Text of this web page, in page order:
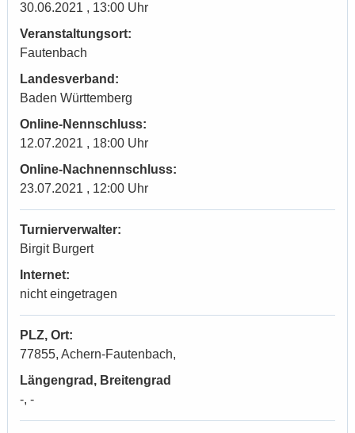
30.06.2021 , 13:00 Uhr
Veranstaltungsort:
Fautenbach
Landesverband:
Baden Württemberg
Online-Nennschluss:
12.07.2021 , 18:00 Uhr
Online-Nachnennschluss:
23.07.2021 , 12:00 Uhr
Turnierverwalter:
Birgit Burgert
Internet:
nicht eingetragen
PLZ, Ort:
77855, Achern-Fautenbach,
Längengrad, Breitengrad
-, -